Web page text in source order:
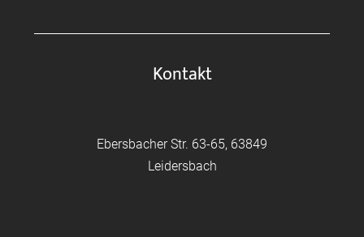
Kontakt
Ebersbacher Str. 63-65, 63849
Leidersbach